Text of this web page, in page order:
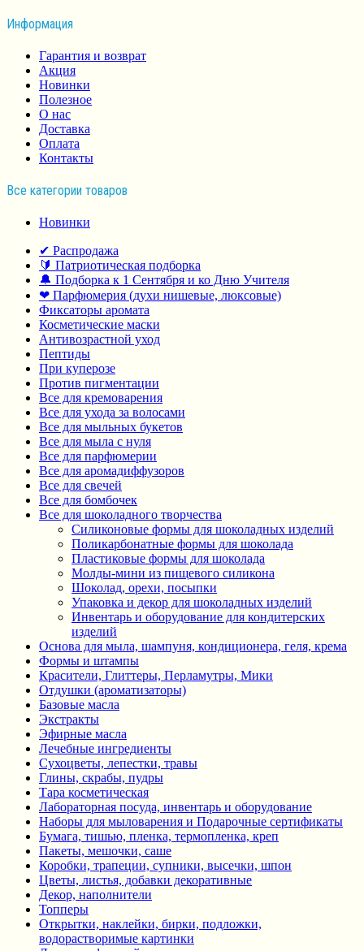
Информация
Гарантия и возврат
Акция
Новинки
Полезное
О нас
Доставка
Оплата
Контакты
Все категории товаров
Новинки
✔ Распродажа
🔰 Патриотическая подборка
🔔 Подборка к 1 Сентября и ко Дню Учителя
❤ Парфюмерия (духи нишевые, люксовые)
Фиксаторы аромата
Косметические маски
Антивозрастной уход
Пептиды
При куперозе
Против пигментации
Все для кремоварения
Все для ухода за волосами
Все для мыльных букетов
Все для мыла с нуля
Все для парфюмерии
Все для аромадиффузоров
Все для свечей
Все для бомбочек
Все для шоколадного творчества
Силиконовые формы для шоколадных изделий
Поликарбонатные формы для шоколада
Пластиковые формы для шоколада
Молды-мини из пищевого силикона
Шоколад, орехи, посыпки
Упаковка и декор для шоколадных изделий
Инвентарь и оборудование для кондитерских
изделий
Основа для мыла, шампуня, кондиционера, геля, крема
Формы и штампы
Красители, Глиттеры, Перламутры, Мики
Отдушки (ароматизаторы)
Базовые масла
Экстракты
Эфирные масла
Лечебные ингредиенты
Сухоцветы, лепестки, травы
Глины, скрабы, пудры
Тара косметическая
Лабораторная посуда, инвентарь и оборудование
Наборы для мыловарения и Подарочные сертификаты
Бумага, тишью, пленка, термопленка, креп
Пакеты, мешочки, саше
Коробки, трапеции, супники, высечки, шпон
Цветы, листья, добавки декоративные
Декор, наполнители
Топперы
Открытки, наклейки, бирки, подложки,
водорастворимые картинки